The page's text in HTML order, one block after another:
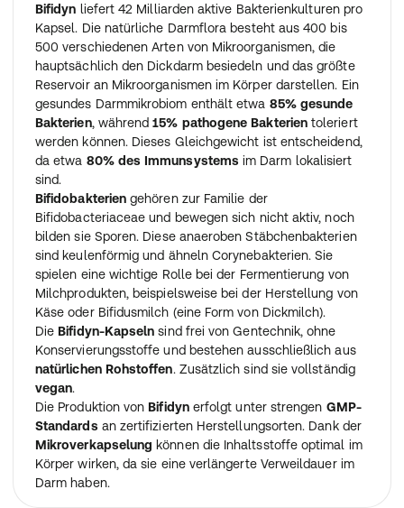
Bifidyn liefert 42 Milliarden aktive Bakterienkulturen pro
Kapsel. Die natürliche Darmflora besteht aus 400 bis
500 verschiedenen Arten von Mikroorganismen, die
hauptsächlich den Dickdarm besiedeln und das größte
Reservoir an Mikroorganismen im Körper darstellen. Ein
gesundes Darmmikrobiom enthält etwa 85% gesunde
Bakterien, während15% pathogene Bakterientoleriert
werden können. Dieses Gleichgewicht ist entscheidend,
da etwa 80% des Immunsystems im Darm lokalisiert
sind.
Bifidobakterien gehören zur Familie der
Bifidobacteriaceae und bewegen sich nicht aktiv, noch
bilden sie Sporen. Diese anaeroben Stäbchenbakterien
sind keulenförmig und ähneln Corynebakterien. Sie
spielen eine wichtige Rolle bei der Fermentierung von
Milchprodukten, beispielsweise bei der Herstellung von
Käse oder Bifidusmilch (eine Form von Dickmilch).
Die Bifidyn-Kapseln sind frei von Gentechnik, ohne
Konservierungsstoffe und bestehen ausschließlich aus
natürlichen Rohstoffen. Zusätzlich sind sie vollständig
vegan.
Die Produktion von Bifidynerfolgt unter strengen GMP-
Standards an zertifizierten Herstellungsorten. Dank der
Mikroverkapselung können die Inhaltsstoffe optimal im
Körper wirken, da sie eine verlängerte Verweildauer im
Darm haben.